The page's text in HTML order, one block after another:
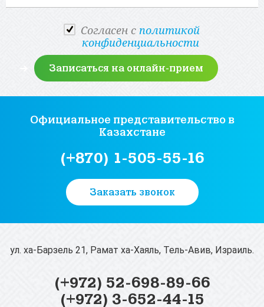
Cогласен с политикой
конфиденциальности
Официальное представительство в
Казахстане
(+870) 1-505-55-16
Заказать звонок
(+972) 52-698-89-66
(+972) 3-652-44-15
ул. ха-Барзель 21, Рамат ха-Хаяль, Тель-Авив, Израиль.